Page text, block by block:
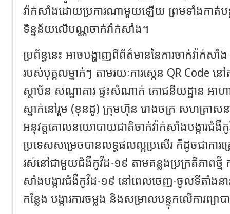
វ៉ាក់សាំងដោយប្រការណាមួយឡើយ ព្រមទាំងកាត់បន្
ទិន្នន័យលើបណ្ណចាក់វ៉ាក់សាំង។
ប្រព័ន្ធនេះ អាចបង្ហាញពីព័ត៌មាននៃការចាក់វ៉ាក់ស
របស់បុគ្គលម្នាក់ៗ តាមរយៈការស្កេន QR Code
ស្ថាប័ន សណ្ឋាគារ ផ្ទះសំណាក់ ភោជនីយដ្ឋាន អាហារ
ស្នាក់នៅរួម (ខុនដូ) ក្រុមហ៊ុន រោងចក្រ សហគ្រាសនា
អនុវត្តគោលនយោបាយជាតិចាក់វ៉ាក់សាំងបង្ការជំងឺ
ប្រទេសសម្រេចបានលទ្ធផលល្អប្រសើរ ក៏ដូចជាការ
រស់នៅជាមួយជំងឺកូវីដ-១៩ តាមគន្លងប្រក្រតីភាពថ្មី ក
សាំងបង្ការជំងឺកូវីដ-១៩ នៅពេលចេញ-ចូលទីតាំងនាន
កន្លែង បង្ការការចម្លង និងសម្រាលបន្ទុកលើការព្យា